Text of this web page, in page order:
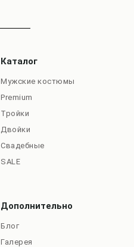
Каталог
Мужские костюмы
Premium
Тройки
Двойки
Свадебные
SALE
Дополнительно
Блог
Галерея